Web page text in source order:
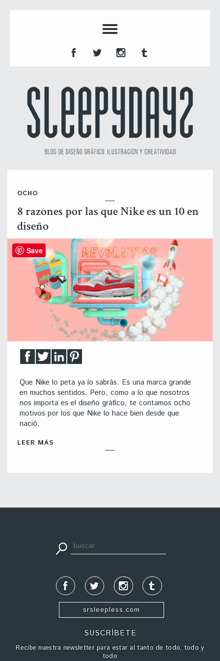
OCHO
8 razones por las que Nike es un 10 en
diseño
Que Nike lo peta ya lo sabrás. Es una marca grande
en muchos sentidos. Pero, como a lo que nosotros
nos importa es el diseño gráfico, te contamos ocho
motivos por los que Nike lo hace bien desde que
nació.
LEER MÁS
srsleepless.com
SUSCRÍBETE
Recibe nuestra newsletter para estar al tanto de todo, todo y
todo
Save